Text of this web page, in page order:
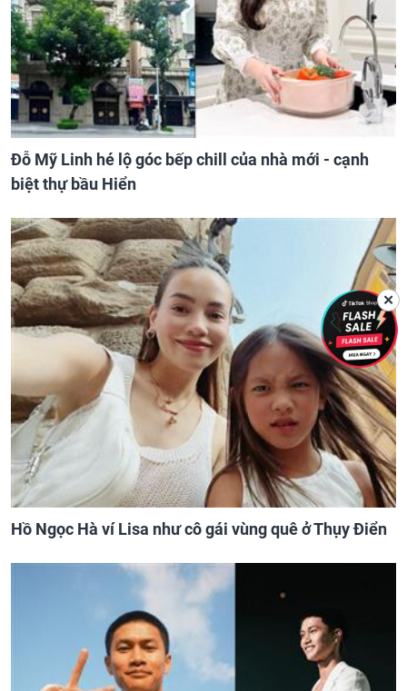
Đỗ Mỹ Linh hé lộ góc bếp chill của nhà mới - cạnh
biệt thự bầu Hiển
Hồ Ngọc Hà ví Lisa như cô gái vùng quê ở Thụy Điển
✕